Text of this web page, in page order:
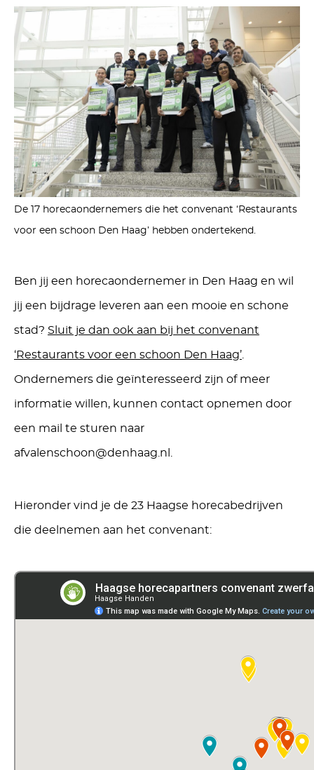
De 17 horecaondernemers die het convenant ‘Restaurants
voor een schoon Den Haag’ hebben ondertekend.
Ben jij een horecaondernemer in Den Haag en wil
jij een bijdrage leveren aan een mooie en schone
stad? Sluit je dan ook aan bij het convenant
‘Restaurants voor een schoon Den Haag’.
Ondernemers die geïnteresseerd zijn of meer
informatie willen, kunnen contact opnemen door
een mail te sturen naar
afvalenschoon@denhaag.nl.
Hieronder vind je de 23 Haagse horecabedrijven
die deelnemen aan het convenant: